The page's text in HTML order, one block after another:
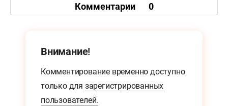
Комментарии 0
Внимание!
Комментирование временно доступно
только для зарегистрированных
пользователей.